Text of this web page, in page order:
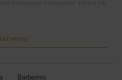
kobiecymi zestawami, takimi jak
więcej
Barberinis